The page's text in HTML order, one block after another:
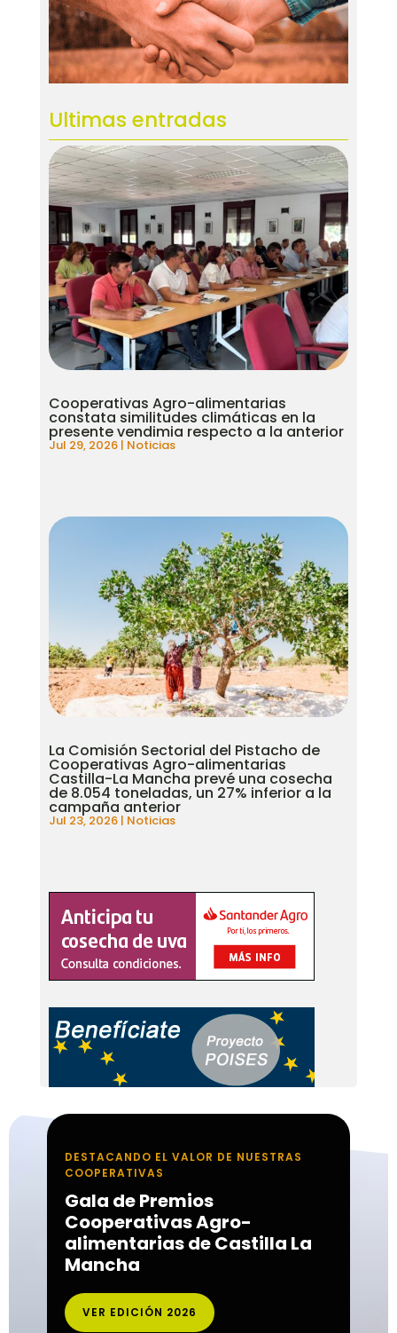
Ultimas entradas
Cooperativas Agro-alimentarias
constata similitudes climáticas en la
presente vendimia respecto a la anterior
Jul 29, 2026| Noticias
La Comisión Sectorial del Pistacho de
Cooperativas Agro-alimentarias
Castilla-La Mancha prevé una cosecha
de 8.054 toneladas, un 27% inferior a la
campaña anterior
Jul 23, 2026| Noticias
DESTACANDO EL VALOR DE NUESTRAS
COOPERATIVAS
Gala de Premios
Cooperativas Agro-
alimentarias de Castilla La
Mancha
VER EDICIÓN 2026